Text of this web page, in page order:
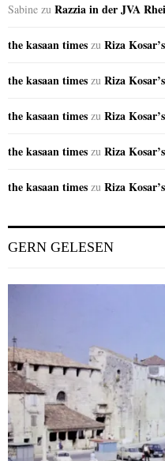
Sabine zu Razzia in der JVA
the kasaan times zu Riza
the kasaan times zu Riza
the kasaan times zu Riza
the kasaan times zu Riza
the kasaan times zu Riza
GERN GELESEN